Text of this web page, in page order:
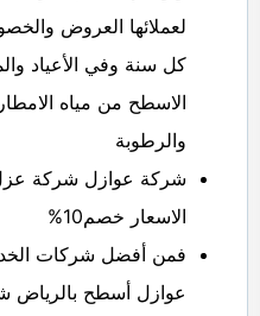
كل سنة وفي الأعياد
الاسطح من مياه
والرطوبة
شركة عوازل شركة
الاسعار خصم10%
فمن أفضل شركات
عوازل أسطح بالرياض